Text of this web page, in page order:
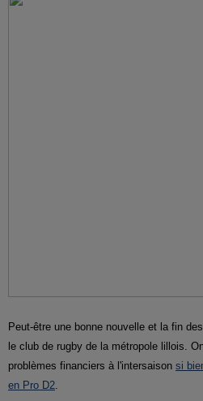
Peut-être une bonne nouvelle et la fin
le club de rugby de la métropole lillois.
problèmes financiers à l'intersaison si
en Pro D2